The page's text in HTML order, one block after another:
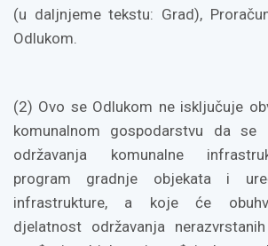
(u daljnjeme tekstu: Grad),
Odlukom.
(2) Ovo se Odlukom ne isključuje
komunalnom gospodarstvu da se
održavanja komunalne
program gradnje objekata i
infrastrukture, a koje će
djelatnost održavanja